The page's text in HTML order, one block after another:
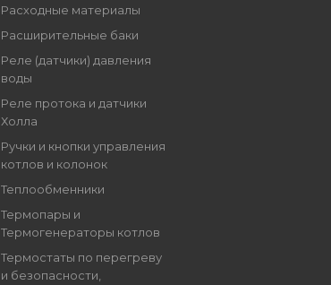
Расходные материалы
Расширительные баки
Реле (датчики) давления
воды
Реле протока и датчики
Холла
Ручки и кнопки управления
котлов и колонок
Теплообменники
Термопары и
Термогенераторы котлов
Термостаты по перегреву
и безопасности,